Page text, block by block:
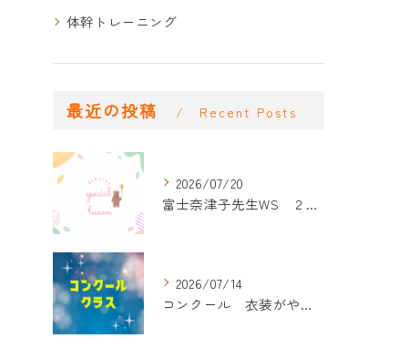
体幹トレーニング
最近の投稿 Recent Posts
2026/07/20
富士奈津子先生WS ２回目
2026/07/14
コンクール 衣装がやって来た！